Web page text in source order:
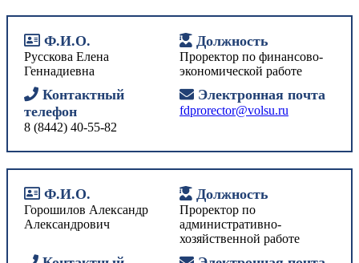
Ф.И.О.
Русскова Елена
Геннадиевна
Должность
Проректор по финансово-
экономической работе
Контактный
телефон
8 (8442) 40-55-82
Электронная почта
fdprorector@volsu.ru
Ф.И.О.
Горошилов Александр
Александрович
Должность
Проректор по
административно-
хозяйственной работе